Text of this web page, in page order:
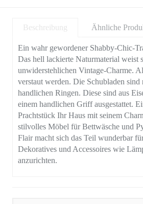
Beschreibung Ähnliche
Ein wahr gewordener Shabby-Chic-
Das hell lackierte Naturmaterial weist
unwiderstehlichen Vintage-Charme.
verstaut werden. Die Schubladen
handlichen Ringen. Diese sind aus
einem handlichen Griff ausgestattet.
Prachtstück Ihr Haus mit seinem
stilvolles Möbel für Bettwäsche und
Flair macht sich das Teil wunderbar
Dekoratives und Accessoires wie
anzurichten.